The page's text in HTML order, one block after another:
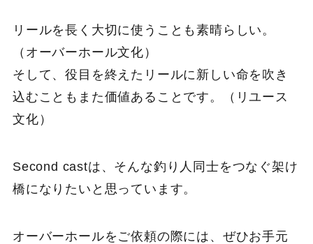
リールを長く大切に使うことも素晴らしい。
（オーバーホール文化）
そして、役目を終えたリールに新しい命を吹き
込むこともまた価値あることです。（リユース
文化）
Second castは、そんな釣り人同士をつなぐ架け
橋になりたいと思っています。
オーバーホールをご依頼の際には、ぜひお手元